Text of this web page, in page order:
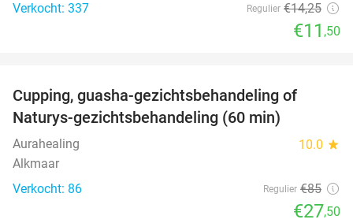
Verkocht: 337
Regulier €14,25
€11 ,50
Cupping, guasha-gezichtsbehandeling of
Naturys-gezichtsbehandeling (60 min)
Aurahealing 10.0 star
Alkmaar
Verkocht: 86
Regulier €85
€27,50